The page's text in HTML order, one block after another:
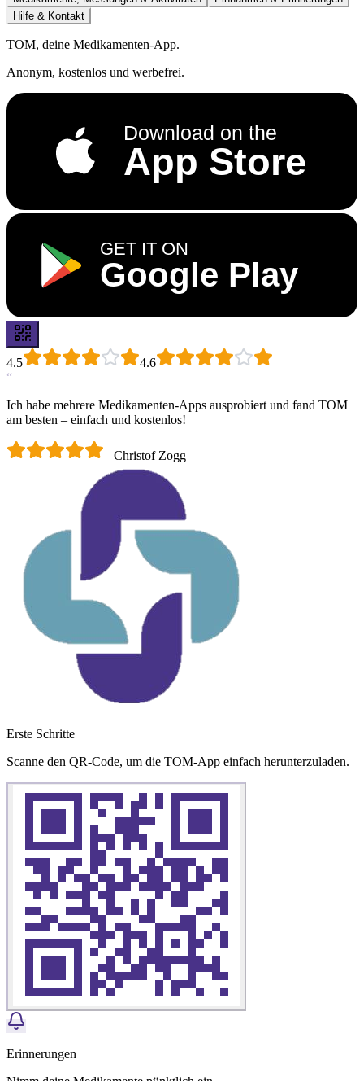
Hilfe & Kontakt
TOM, deine Medikamenten-App.
Anonym, kostenlos und werbefrei.
Download on the
App Store
GET IT ON
Google Play
4.5
4.6
“
Ich habe mehrere Medikamenten-Apps ausprobiert und fand TOM
am besten – einfach und kostenlos!
– Christof Zogg
Erste Schritte
Scanne den QR-Code, um die TOM-App einfach herunterzuladen.
Erinnerungen